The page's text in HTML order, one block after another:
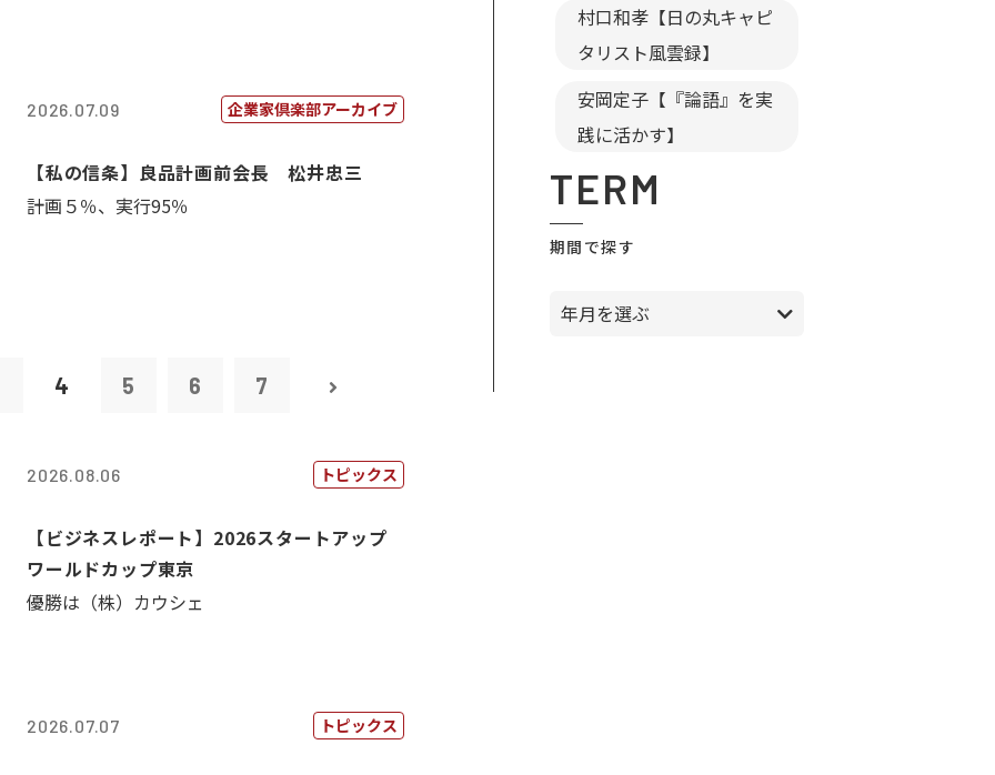
2026.07.09 企業家倶楽部アーカイブ
【私の信条】良品計画前会長 松井忠三
計画５％、実行95％
4 5 6 7
2026.08.06 トピックス
【ビジネスレポート】2026スタートアップ
ワールドカップ東京
優勝は（株）カウシェ
2026.07.07 トピックス
村口和孝【日の丸キャピ
タリスト風雲録】
安岡定子【『論語』を実
践に活かす】
TERM
期間で探す
年月を選ぶ